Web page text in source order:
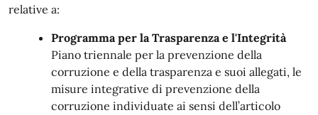
relative a:
Programma per la Trasparenza e l'Integrità
Piano triennale per la prevenzione della
corruzione e della trasparenza e suoi allegati, le
misure integrative di prevenzione della
corruzione individuate ai sensi dell’articolo